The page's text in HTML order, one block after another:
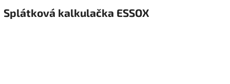
Splátková kalkulačka ESSOX